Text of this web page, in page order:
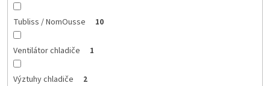
Tubliss / NomOusse 10
Ventilátor chladiče 1
Výztuhy chladiče 2